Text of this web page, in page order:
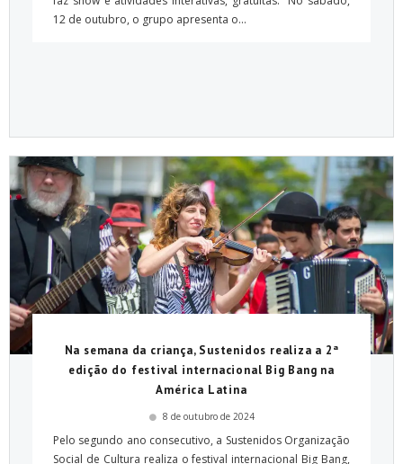
12 de outubro, o grupo apresenta o...
Na semana da criança, Sustenidos realiza a 2ª
edição do festival internacional Big Bang na
América Latina
8 de outubro de 2024
Pelo segundo ano consecutivo, a Sustenidos Organização
Social de Cultura realiza o festival internacional Big Bang,